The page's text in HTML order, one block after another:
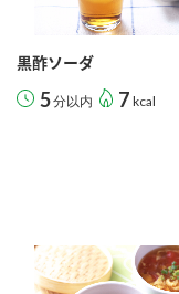
お酢を知ろう！
すしラボ
ぽん酢サワー
ロングセラー商品
人気商品 ＋ おすす
各部門
おい
キッ
お問い合わせ
黒酢ソーダ
5分以内 7 kcal